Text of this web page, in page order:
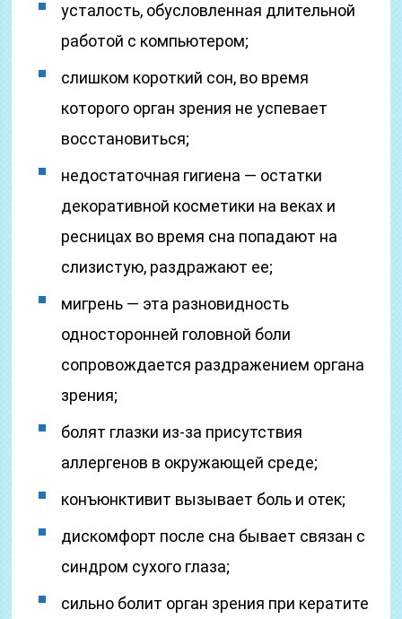
усталость, обусловленная длительной
работой с компьютером;
слишком короткий сон, во время
которого орган зрения не успевает
восстановиться;
недостаточная гигиена — остатки
декоративной косметики на веках и
ресницах во время сна попадают на
слизистую, раздражают ее;
мигрень — эта разновидность
односторонней головной боли
сопровождается раздражением органа
зрения;
болят глазки из-за присутствия
аллергенов в окружающей среде;
конъюнктивит вызывает боль и отек;
дискомфорт после сна бывает связан с
синдром сухого глаза;
сильно болит орган зрения при кератите